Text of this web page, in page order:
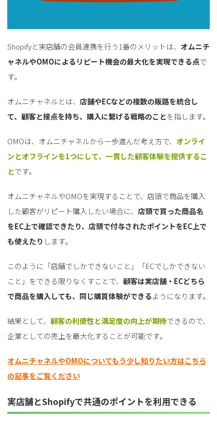
Shopifyと実店舗の会員連携を行う1番のメリットは、 オムニチ
ャネルやOMOによるリピート機会の最大化を実現できる点で
す。
オムニチャネルとは、 店舗やECなどの複数の販路を統合し
て、顧客と接点を持ち、購入に繋げる戦略のことを指します。
OMOは、オムニチャネルから一歩進んだ考え方で、 オンライ
ンとオフラインを1つにして、一貫した顧客体験を提供するこ
とです。
オムニチャネルやOMOを実現することで、店頭で商品を購入
した顧客がリピート購入したい場合に、 店頭で買った商品名
をEC上で確認できたり、店頭で付与されたポイントをEC上で
も使えたり します。
このように「店舗でしかできないこと」「ECでしかできない
こと」をできる限りなくすことで、 顧客は実店舗・ECどちら
で商品を購入しても、同じ購買体験ができるようになります。
結果として、 顧客の利便性と満足度の向上が期待できるので、
企業としての売上を最大化することが可能です。
オムニチャネルやOMOについてもう少し知りたい方はこちら
の記事をご覧ください
実店舗とShopifyで共通のポイントを利用できる